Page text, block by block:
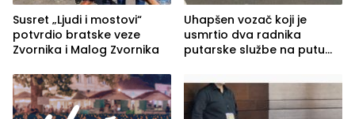
Susret „Ljudi i mostovi“
potvrdio bratske veze
Zvornika i Malog Zvornika
Uhapšen vozač koji je
usmrtio dva radnika
putarske službe na putu
(FOTO)